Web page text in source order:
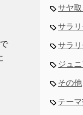
サヤ取
サラ
サラ
ジュ
その他
テー